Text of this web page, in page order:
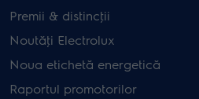
Premii & distincţii
Noutăţi Electrolux
Noua etichetă energetică
Raportul promotorilor